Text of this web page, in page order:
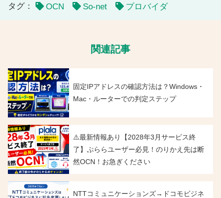
タグ：
OCN So-net プロバイダ
関連記事
固定IPアドレスの確認方法は？Windows・
Mac・ルーターでの判定ステップ
⚠️最新情報あり【2028年3月サービス終
了】ぷららユーザー必見！のりかえ先は断
然OCN！お急ぎください
NTTコミュニケーションズ→ドコモビジネ